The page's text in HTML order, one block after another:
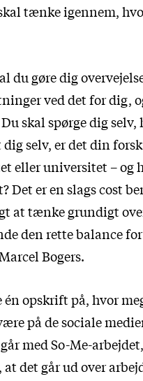
tænke igennem,
du gøre dig
ved det for dig,
skal spørge dig
dig selv, er det din
eller universitet – og
Det er en slags cost
at tænke grundigt
den rette balance
Bogers.
én opskrift på, hvor
på de sociale
med So-Me-
det går ud over